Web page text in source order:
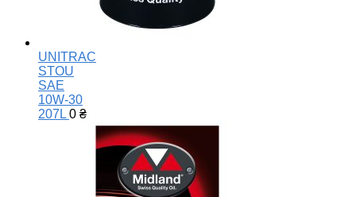
UNITRAC
STOU
SAE
10W-30
207L 0 ₴